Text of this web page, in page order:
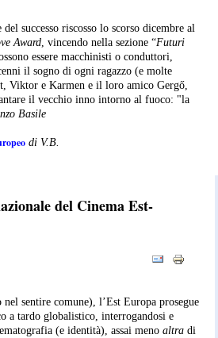
successo riscosso lo scorso dicembre al
Award, vincendo nella sezione “Futuri
essere macchinisti o conduttori,
il sogno di ogni ragazzo (e molte
Viktor e Karmen e il loro amico Gergő,
il vecchio inno intorno al fuoco: "la
Basile
di V.B.
del Cinema Est-
sentire comune), l’Est Europa prosegue
a tardo globalistico, interrogandosi e
(e identità), assai meno altra di